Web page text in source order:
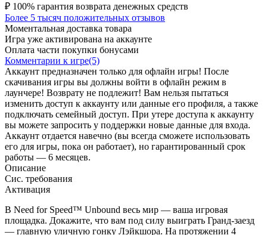
₽ 100% гарантия возврата денежных средств
Более 5 тысяч положительных отзывов
Моментальная доставка товара
Игра уже активирована на аккаунте
Оплата части покупки бонусами
Комментарии к игре(5)
Аккаунт предназначен только для офлайн игры! После
скачивания игры вы должны войти в офлайн режим в
лаунчере! Возврату не подлежит! Вам нельзя пытаться
изменить доступ к аккаунту или данные его профиля, а также
подключать семейный доступ. При утере доступа к аккаунту
вы можете запросить у поддержки новые данные для входа.
Аккаунт отдается навечно (вы всегда сможете использовать
его для игры, пока он работает), но гарантированный срок
работы — 6 месяцев.
Описание
Сис. требования
Активация
В Need for Speed™ Unbound весь мир — ваша игровая
площадка. Докажите, что вам под силу выиграть Гранд-заезд
— главную уличную гонку Лэйкшора. На протяжении 4